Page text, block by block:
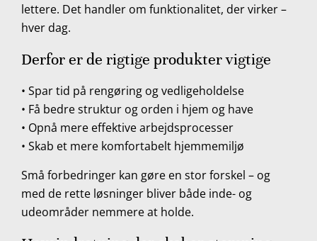
lettere. Det handler om funktionalitet, der virker –
hver dag.
Derfor er de rigtige produkter vigtige
• Spar tid på rengøring og vedligeholdelse
• Få bedre struktur og orden i hjem og have
• Opnå mere effektive arbejdsprocesser
• Skab et mere komfortabelt hjemmemiljø
Små forbedringer kan gøre en stor forskel – og
med de rette løsninger bliver både inde- og
udeområder nemmere at holde.